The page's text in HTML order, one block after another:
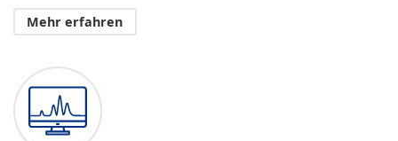
Mehr erfahren